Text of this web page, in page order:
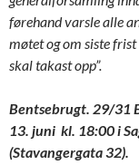
førehand varsle alle
møtet og om siste
skal takast opp”.
Bentsebrugt. 29/31
13. juni kl. 18:00 i
(Stavangergata 32).